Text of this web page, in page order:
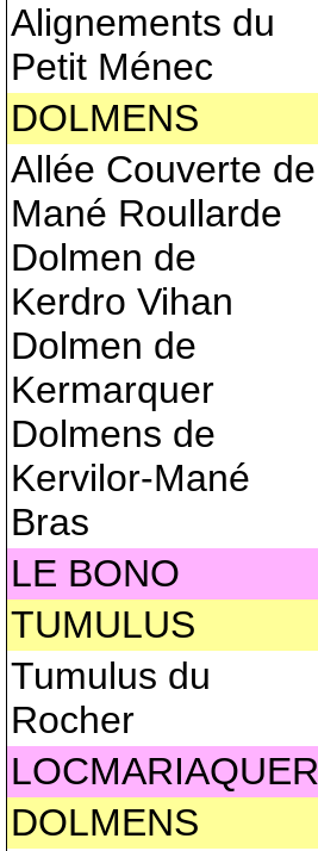
Alignements du
Petit Ménec
DOLMENS
Allée Couverte de
Mané Roullarde
Dolmen de
Kerdro Vihan
Dolmen de
Kermarquer
Dolmens de
Kervilor-Mané
Bras
LE BONO
TUMULUS
Tumulus du
Rocher
LOCMARIAQUER
DOLMENS